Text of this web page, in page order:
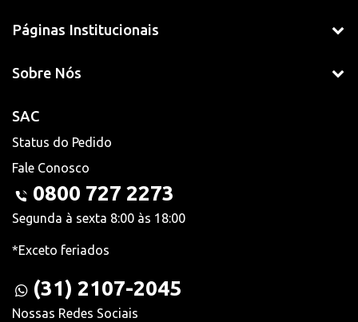
Páginas Institucionais
Sobre Nós
SAC
Status do Pedido
Fale Conosco
0800 727 2273
Segunda à sexta 8:00 às 18:00
*Exceto feriados
(31) 2107-2045
Nossas Redes Sociais